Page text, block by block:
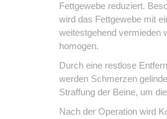
Fettgewebe reduziert.
wird das Fettgewebe mit
weitestgehend vermieden
homogen.
Durch eine restlose
werden Schmerzen
Straffung der Beine, um
Nach der Operation wird